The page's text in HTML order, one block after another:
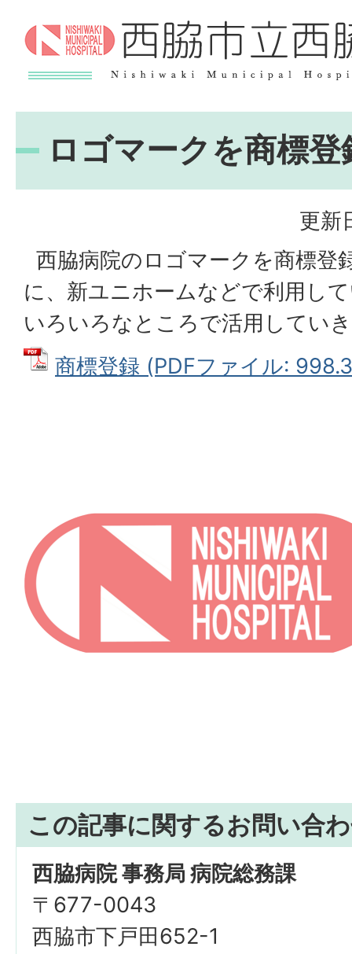
ロゴマークを商標
更新
西脇病院のロゴマークを商標登
に、新ユニホームなどで利用し
いろいろなところで活用してい
商標登録 (PDFファイル:
この記事に関するお問い合
西脇病院 事務局 病院総務課
〒677-0043
西脇市下戸田652-1